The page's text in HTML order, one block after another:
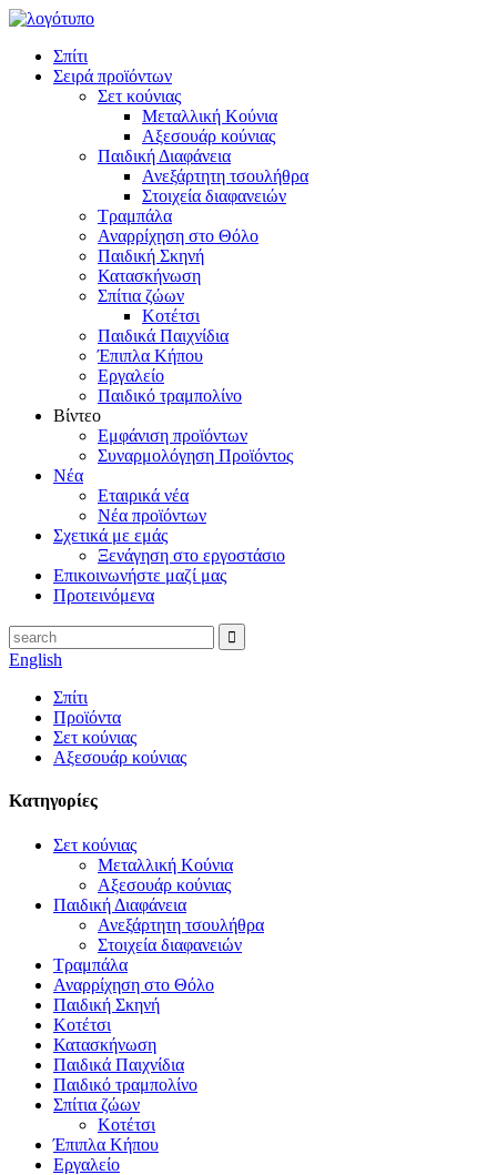
Σπίτι
Σειρά προϊόντων
Σετ κούνιας
Μεταλλική Κούνια
Αξεσουάρ κούνιας
Παιδική Διαφάνεια
Ανεξάρτητη τσουλήθρα
Στοιχεία διαφανειών
Τραμπάλα
Αναρρίχηση στο Θόλο
Παιδική Σκηνή
Κατασκήνωση
Σπίτια ζώων
Κοτέτσι
Παιδικά Παιχνίδια
Έπιπλα Κήπου
Εργαλείο
Παιδικό τραμπολίνο
Βίντεο
Εμφάνιση προϊόντων
Συναρμολόγηση Προϊόντος
Νέα
Εταιρικά νέα
Νέα προϊόντων
Σχετικά με εμάς
Ξενάγηση στο εργοστάσιο
Επικοινωνήστε μαζί μας
Προτεινόμενα
English
Σπίτι
Προϊόντα
Σετ κούνιας
Αξεσουάρ κούνιας
Κατηγορίες
Σετ κούνιας
Μεταλλική Κούνια
Αξεσουάρ κούνιας
Παιδική Διαφάνεια
Ανεξάρτητη τσουλήθρα
Στοιχεία διαφανειών
Τραμπάλα
Αναρρίχηση στο Θόλο
Παιδική Σκηνή
Κοτέτσι
Κατασκήνωση
Παιδικά Παιχνίδια
Παιδικό τραμπολίνο
Σπίτια ζώων
Κοτέτσι
Έπιπλα Κήπου
Εργαλείο